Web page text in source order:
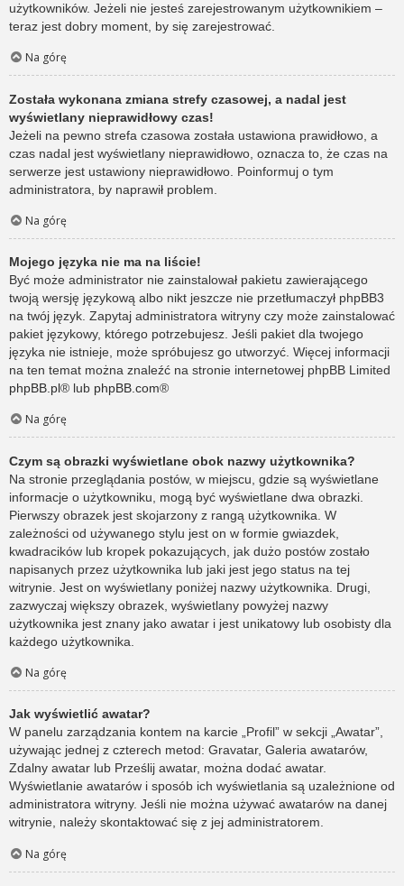
użytkowników. Jeżeli nie jesteś zarejestrowanym użytkownikiem –
teraz jest dobry moment, by się zarejestrować.
Na górę
Została wykonana zmiana strefy czasowej, a nadal jest
wyświetlany nieprawidłowy czas!
Jeżeli na pewno strefa czasowa została ustawiona prawidłowo, a
czas nadal jest wyświetlany nieprawidłowo, oznacza to, że czas na
serwerze jest ustawiony nieprawidłowo. Poinformuj o tym
administratora, by naprawił problem.
Na górę
Mojego języka nie ma na liście!
Być może administrator nie zainstalował pakietu zawierającego
twoją wersję językową albo nikt jeszcze nie przetłumaczył phpBB3
na twój język. Zapytaj administratora witryny czy może zainstalować
pakiet językowy, którego potrzebujesz. Jeśli pakiet dla twojego
języka nie istnieje, może spróbujesz go utworzyć. Więcej informacji
na ten temat można znaleźć na stronie internetowej phpBB Limited
phpBB.pl® lub phpBB.com®
Na górę
Czym są obrazki wyświetlane obok nazwy użytkownika?
Na stronie przeglądania postów, w miejscu, gdzie są wyświetlane
informacje o użytkowniku, mogą być wyświetlane dwa obrazki.
Pierwszy obrazek jest skojarzony z rangą użytkownika. W
zależności od używanego stylu jest on w formie gwiazdek,
kwadracików lub kropek pokazujących, jak dużo postów zostało
napisanych przez użytkownika lub jaki jest jego status na tej
witrynie. Jest on wyświetlany poniżej nazwy użytkownika. Drugi,
zazwyczaj większy obrazek, wyświetlany powyżej nazwy
użytkownika jest znany jako awatar i jest unikatowy lub osobisty dla
każdego użytkownika.
Na górę
Jak wyświetlić awatar?
W panelu zarządzania kontem na karcie „Profil” w sekcji „Awatar”,
używając jednej z czterech metod: Gravatar, Galeria awatarów,
Zdalny awatar lub Prześlij awatar, można dodać awatar.
Wyświetlanie awatarów i sposób ich wyświetlania są uzależnione od
administratora witryny. Jeśli nie można używać awatarów na danej
witrynie, należy skontaktować się z jej administratorem.
Na górę